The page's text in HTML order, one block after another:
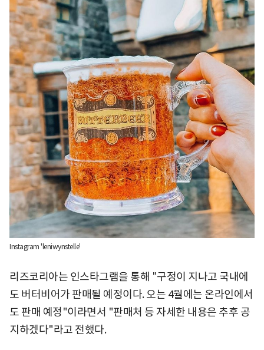
Instagram 'leniwynstelle'
리즈코리아는 인스타그램을 통해 "구정이 지나고 국내에
도 버터비어가 판매될 예정이다. 오는 4월에는 온라인에서
도 판매 예정"이라면서 "판매처 등 자세한 내용은 추후 공
지하겠다"라고 전했다.